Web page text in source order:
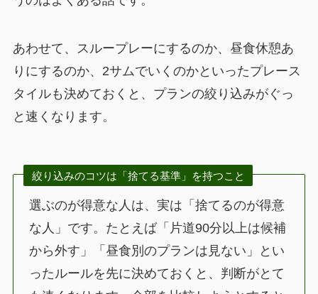
あわせて、スループレーにするのか、昼食休憩あ
りにするのか、2サムでいくのかといったプレース
タイルも決めておくと、プランの絞り込みがぐっ
と速くなります。
絞り込みのコツは「捨てる基準」を持つこと
選ぶのが得意な人は、実は「捨てるのが得意
な人」です。たとえば「片道90分以上は候補
から外す」「昼食別のプランは見ない」とい
ったルールを先に決めておくと、判断がとて